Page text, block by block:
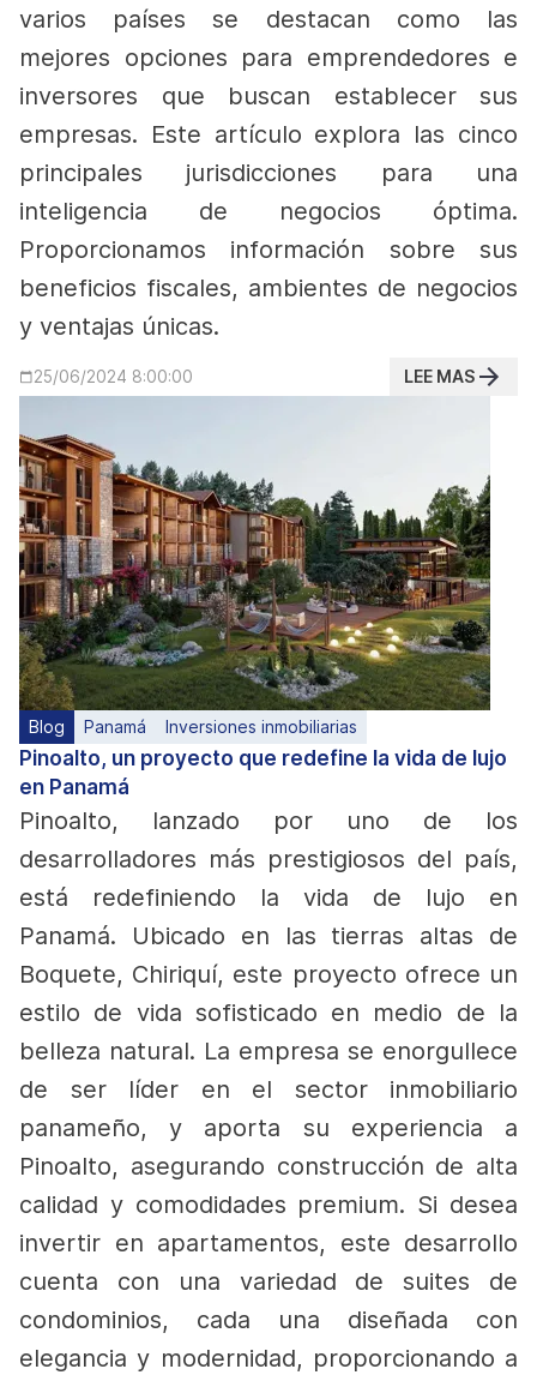
varios países se destacan como las
mejores opciones para emprendedores e
inversores que buscan establecer sus
empresas. Este artículo explora las cinco
principales jurisdicciones para una
inteligencia de negocios óptima.
Proporcionamos información sobre sus
beneficios fiscales, ambientes de negocios
y ventajas únicas.
25/06/2024 8:00:00 LEE MAS
Blog Panamá Inversiones inmobiliarias
Pinoalto, un proyecto que redefine la vida de lujo
en Panamá
Pinoalto, lanzado por uno de los
desarrolladores más prestigiosos del país,
está redefiniendo la vida de lujo en
Panamá. Ubicado en las tierras altas de
Boquete, Chiriquí, este proyecto ofrece un
estilo de vida sofisticado en medio de la
belleza natural. La empresa se enorgullece
de ser líder en el sector inmobiliario
panameño, y aporta su experiencia a
Pinoalto, asegurando construcción de alta
calidad y comodidades premium. Si desea
invertir en apartamentos, este desarrollo
cuenta con una variedad de suites de
condominios, cada una diseñada con
elegancia y modernidad, proporcionando a